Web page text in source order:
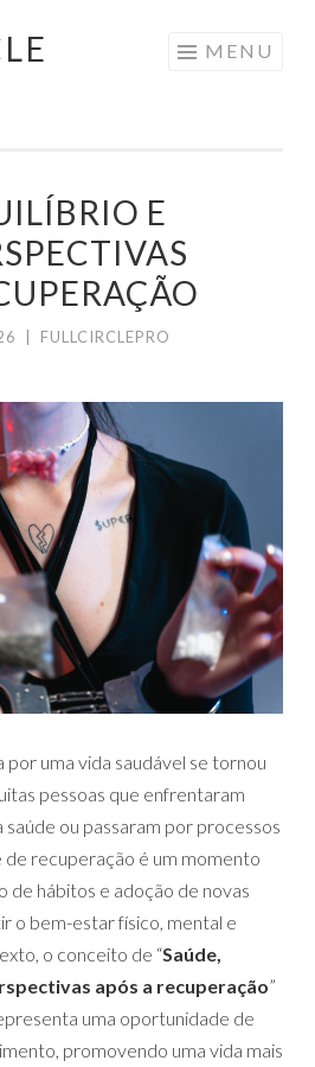
MENU
E
FULLCIRCLEPRO
por uma vida saudável se tornou
pessoas que enfrentaram
saúde ou passaram por processos
de recuperação é um momento
de hábitos e adoção de novas
o bem-estar físico, mental e
o conceito de “Saúde,
após a recuperação”
uma oportunidade de
promovendo uma vida mais